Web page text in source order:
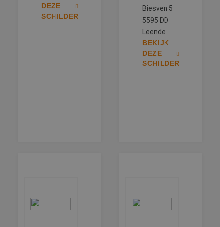
DEZE
SCHILDER
Biesven 5
5595 DD
Leende
BEKIJK
DEZE
SCHILDER